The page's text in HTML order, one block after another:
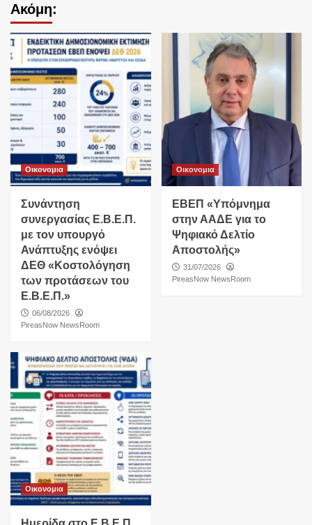
Ακόμη:
Οικονομια
Συνάντηση
συνεργασίας Ε.Β.Ε.Π.
με τον υπουργό
Ανάπτυξης ενόψει
ΔΕΘ «Κοστολόγηση
των προτάσεων του
Ε.Β.Ε.Π.»
06/08/2026
PireasNow NewsRoom
Οικονομια
ΕΒΕΠ «Υπόμνημα
στην ΑΑΔΕ για το
Ψηφιακό Δελτίο
Αποστολής»
31/07/2026
PireasNow NewsRoom
Οικονομια